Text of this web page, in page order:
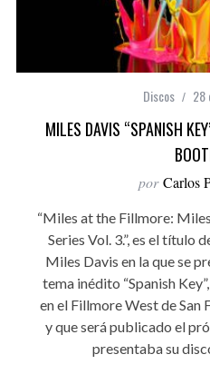
Discos 28
MILES DAVIS “SPANISH
por Carlos
“Miles at the Fillmore:
Series Vol. 3.”, es el título
Miles Davis en la que se
tema inédito “Spanish
en el Fillmore West de San
y que será publicado el
presentaba su